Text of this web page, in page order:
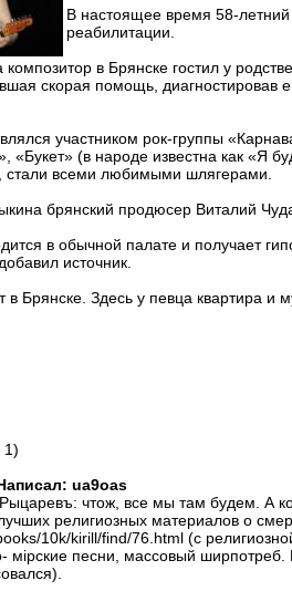
В настоящее время 58-
реабилитации.
композитор в Брянске гостил у
скорая помощь, диагностировав
участником рок-группы
«Букет» (в народе известна как «Я
стали всеми любимыми шлягерами.
брянский продюсер Виталий
в обычной палате и получает
источник.
в Брянске. Здесь у певца квартира и
1)
ua9oas
чтож, все мы там будем. А
религиозных материалов о
10k/kirill/find/76.html (с
мiрские песни, массовый